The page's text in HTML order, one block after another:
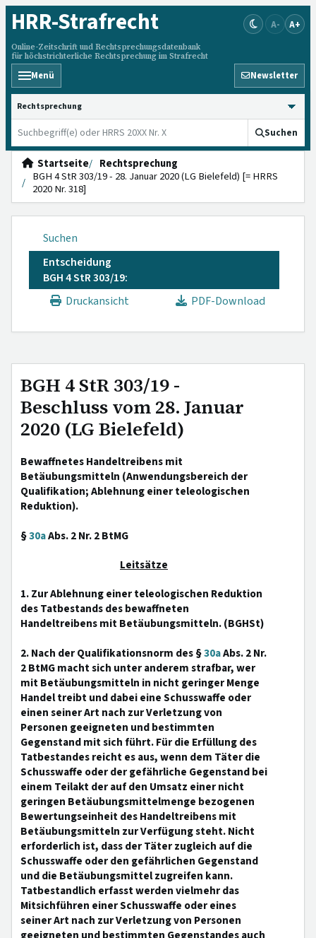
HRR-Strafrecht
Online-Zeitschrift und Rechtsprechungsdatenbank
für höchstrichterliche Rechtsprechung im Strafrecht
A- A+
Menü Newsletter
HRRS durchsuchen
Suchen
Startseite
Rechtsprechung
BGH 4 StR 303/19 - 28. Januar 2020 (LG Bielefeld) [= HRRS
2020 Nr. 318]
Suchen
Entscheidung
BGH 4 StR 303/19:
Druckansicht
PDF-Download
BGH 4 StR 303/19 -
Beschluss vom 28. Januar
2020 (LG Bielefeld)
Bewaffnetes Handeltreibens mit
Betäubungsmitteln (Anwendungsbereich der
Qualifikation; Ablehnung einer teleologischen
Reduktion).
§30aAbs. 2 Nr. 2 BtMG
Leitsätze
1. Zur Ablehnung einer teleologischen Reduktion
des Tatbestands des bewaffneten
Handeltreibens mit Betäubungsmitteln. (BGHSt)
2. Nach der Qualifikationsnorm des §30aAbs. 2 Nr.
2 BtMG macht sich unter anderem strafbar, wer
mit Betäubungsmitteln in nicht geringer Menge
Handel treibt und dabei eine Schusswaffe oder
einen seiner Art nach zur Verletzung von
Personen geeigneten und bestimmten
Gegenstand mit sich führt. Für die Erfüllung des
Tatbestandes reicht es aus, wenn dem Täter die
Schusswaffe oder der gefährliche Gegenstand bei
einem Teilakt der auf den Umsatz einer nicht
geringen Betäubungsmittelmenge bezogenen
Bewertungseinheit des Handeltreibens mit
Betäubungsmitteln zur Verfügung steht. Nicht
erforderlich ist, dass der Täter zugleich auf die
Schusswaffe oder den gefährlichen Gegenstand
und die Betäubungsmittel zugreifen kann.
Tatbestandlich erfasst werden vielmehr das
Mitsichführen einer Schusswaffe oder eines
seiner Art nach zur Verletzung von Personen